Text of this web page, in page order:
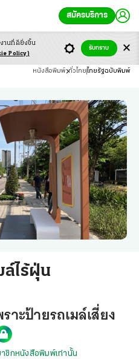
สมัครบริการ
หนังสือพิมพ์ ทั่วไทย ไทยรัฐฉบับพิมพ์
ไร้ฝุ่น
าะป้ายรถเมล์เสี่ยง
าชิกหนังสือพิมพ์เท่านั้น
านที่ดียิ่งขึ้น
Policy)
รับทราบ